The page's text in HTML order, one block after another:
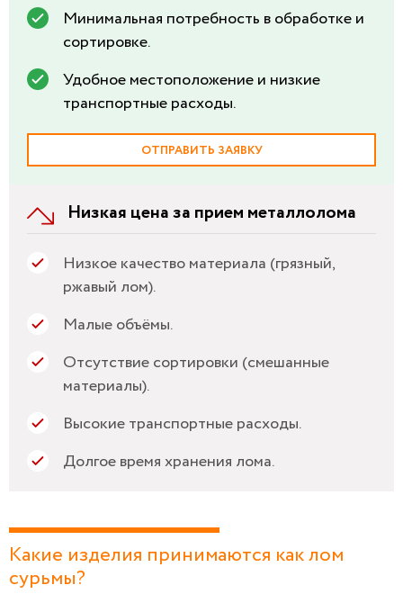
Минимальная потребность в обработке и
сортировке.
Удобное местоположение и низкие
транспортные расходы.
ОТПРАВИТЬ ЗАЯВКУ
Низкая цена за прием металлолома
Низкое качество материала (грязный,
ржавый лом).
Малые объёмы.
Отсутствие сортировки (смешанные
материалы).
Высокие транспортные расходы.
Долгое время хранения лома.
Какие изделия принимаются как лом
сурьмы?